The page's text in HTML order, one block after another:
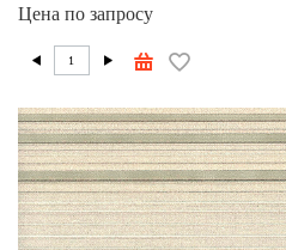
Цена по запросу